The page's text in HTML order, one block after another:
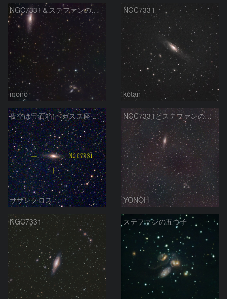
NGC7331＆ステファンの五つ子
mono
NGC7331
kotan
夜空は宝石箱(ペガスス座 NGC7331) Seestar50
サザンクロス
NGC7331とステファンの五つ子
YONOH
NGC7331 ステファンの五つ子